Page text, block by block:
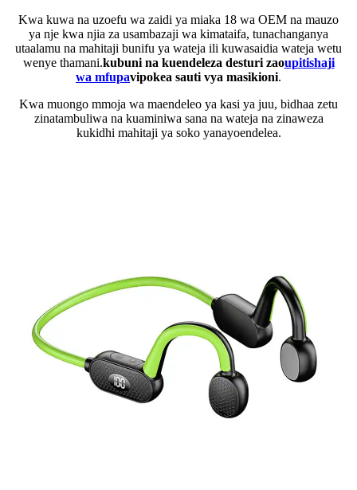
Kwa kuwa na uzoefu wa zaidi ya miaka 18 wa OEM na mauzo
ya nje kwa njia za usambazaji wa kimataifa, tunachanganya
utaalamu na mahitaji bunifu ya wateja ili kuwasaidia wateja wetu
wenye thamani.kubuni na kuendeleza desturi zaoupitishaji
wa mfupavipokea sauti vya masikioni.
Kwa muongo mmoja wa maendeleo ya kasi ya juu, bidhaa zetu
zinatambuliwa na kuaminiwa sana na wateja na zinaweza
kukidhi mahitaji ya soko yanayoendelea.